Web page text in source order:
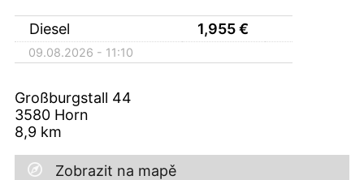
Diesel 1,955€
09.08.2026 - 11:10
Großburgstall 44
3580 Horn
8,9 km
Zobrazit na mapě